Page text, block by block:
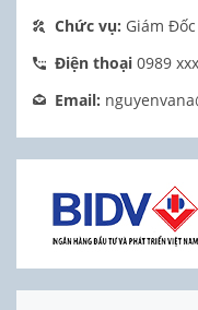
Chức vụ: Giám Đốc
Điện thoại 0989
Email: